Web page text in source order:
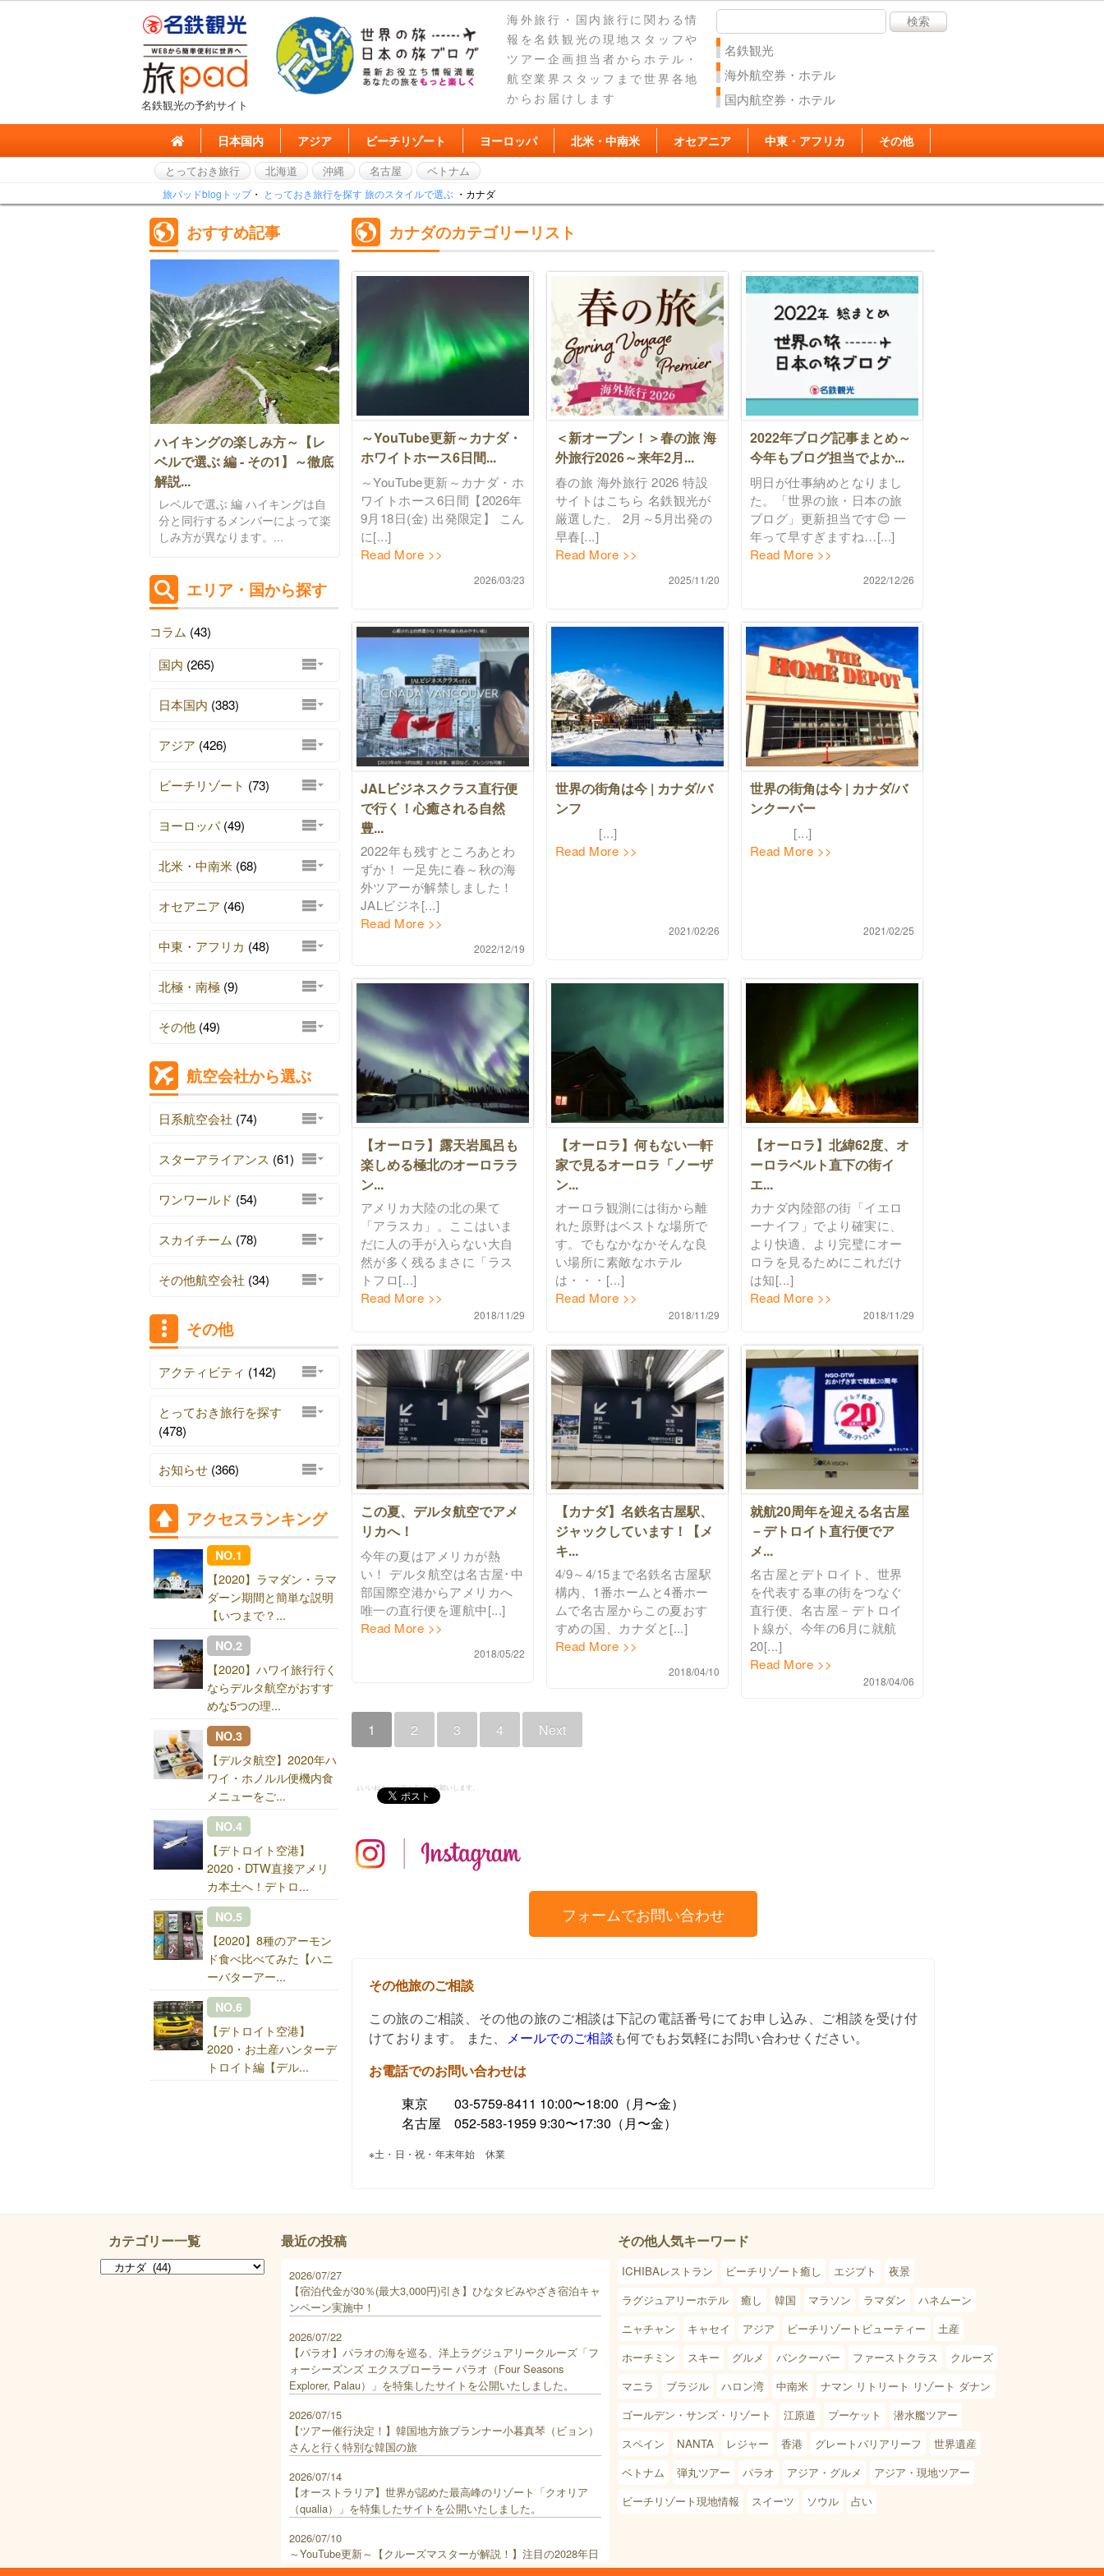
名鉄観光の予約サイト
海外旅行・国内旅行に関わる情
報を名鉄観光の現地スタッフや
ツアー企画担当者からホテル・
航空業界スタッフまで世界各地
からお届けします
名鉄観光
海外航空券・ホテル
国内航空券・ホテル
日本国内 アジア ビーチリゾート ヨーロッパ 北米・中南米 オセアニア 中東・アフリカ その他
とっておき旅行 北海道 沖縄 名古屋 ベトナム
旅パッドblogトップ・ とっておき旅行を探す旅のスタイルで選ぶ ・カナダ
おすすめ記事
ハイキングの楽しみ方～【レ
ベルで選ぶ 編 - その1】～徹底
解説...
レベルで選ぶ 編 ハイキングは自
分と同行するメンバーによって楽
しみ方が異なります。...
エリア・国から探す
コラム (43)
国内 (265)
日本国内 (383)
アジア (426)
ビーチリゾート (73)
ヨーロッパ(49)
北米・中南米 (68)
オセアニア (46)
中東・アフリカ (48)
北極・南極 (9)
その他 (49)
航空会社から選ぶ
日系航空会社 (74)
スターアライアンス (61)
ワンワールド (54)
スカイチーム (78)
その他航空会社 (34)
その他
アクティビティ (142)
とっておき旅行を探す
(478)
お知らせ (366)
アクセスランキング
NO.1
【2020】ラマダン・ラマ
ダーン期間と簡単な説明
【いつまで？...
NO.2
【2020】ハワイ旅行行く
ならデルタ航空がおすす
めな5つの理...
NO.3
【デルタ航空】2020年ハ
ワイ・ホノルル便機内食
メニューをご...
NO.4
【デトロイト空港】
2020・DTW直接アメリ
カ本土へ！デトロ...
NO.5
【2020】8種のアーモン
ド食べ比べてみた【ハニ
ーバターアー...
NO.6
【デトロイト空港】
2020・お土産ハンターデ
トロイト編【デル...
カナダのカテゴリーリスト
～YouTube更新～カナダ・
ホワイトホース6日間...
～YouTube更新～カナダ・ホ
ワイトホース6日間【2026年
9月18日(金) 出発限定】 こん
に[...]
Read More >>
2026/03/23
＜新オープン！＞春の旅 海
外旅行2026～来年2月...
春の旅 海外旅行 2026 特設
サイトはこちら 名鉄観光が
厳選した、 2月～5月出発の
早春[...]
Read More >>
2025/11/20
2022年ブログ記事まとめ～
今年もブログ担当でよか...
明日が仕事納めとなりまし
た。「世界の旅・日本の旅
ブログ」更新担当です😊 一
年って早すぎますね…[...]
Read More >>
2022/12/26
JALビジネスクラス直行便
で行く！心癒される自然
豊...
2022年も残すところあとわ
ずか！ 一足先に春～秋の海
外ツアーが解禁しました！
JALビジネ[...]
Read More >>
2022/12/19
世界の街角は今 | カナダ/バ
ンフ
[...]
Read More >>
2021/02/26
世界の街角は今 | カナダ/バ
ンクーバー
[...]
Read More >>
2021/02/25
【オーロラ】露天岩風呂も
楽しめる極北のオーロララ
ン...
アメリカ大陸の北の果て
「アラスカ」。ここはいま
だに人の手が入らない大自
然が多く残るまさに「ラス
トフロ[...]
Read More >>
2018/11/29
【オーロラ】何もない一軒
家で見るオーロラ「ノーザ
ン...
オーロラ観測には街から離
れた原野はベストな場所で
す。でもなかなかそんな良
い場所に素敵なホテル
は・・・[...]
Read More >>
2018/11/29
【オーロラ】北緯62度、オ
ーロラベルト直下の街イ
エ...
カナダ内陸部の街「イエロ
ーナイフ」でより確実に、
より快適、より完璧にオー
ロラを見るためにこれだけ
は知[...]
Read More >>
2018/11/29
この夏、デルタ航空でアメ
リカへ！
今年の夏はアメリカが熱
い！ デルタ航空は名古屋･中
部国際空港からアメリカへ
唯一の直行便を運航中[...]
Read More >>
2018/05/22
【カナダ】名鉄名古屋駅、
ジャックしています！【メ
キ...
4/9～4/15まで名鉄名古屋駅
構内、1番ホームと4番ホー
ムで名古屋からこの夏おす
すめの国、カナダと[...]
Read More >>
2018/04/10
就航20周年を迎える名古屋
－デトロイト直行便でア
メ...
名古屋とデトロイト、世界
を代表する車の街をつなぐ
直行便、名古屋－デトロイ
ト線が、今年の6月に就航
20[...]
Read More >>
2018/04/06
1 2 3 4 Next
↓いいね！シェアよろしくお願いします。
フォームでお問い合わせ
その他旅のご相談
この旅のご相談、その他の旅のご相談は下記の電話番号にてお申し込み、ご相談を受け付
けております。 また、
メールでのご相談も何でもお気軽にお問い合わせください。
お電話でのお問い合わせは
東京 03-5759-8411 10:00〜18:00（月〜金）
名古屋 052-583-1959 9:30〜17:30（月〜金）
※土・日・祝・年末年始 休業
カテゴリー一覧 最近の投稿
2026/07/27
【宿泊代金が30％(最大3,000円)引き】ひなタビみやざき宿泊キャ
ンペーン実施中！
2026/07/22
【パラオ】パラオの海を巡る、洋上ラグジュアリークルーズ「フ
ォーシーズンズ エクスプローラー パラオ（Four Seasons
Explorer, Palau）」を特集したサイトを公開いたしました。
2026/07/15
【ツアー催行決定！】韓国地方旅プランナー小暮真琴（ビョン）
さんと行く特別な韓国の旅
2026/07/14
【オーストラリア】世界が認めた最高峰のリゾート「クオリア
（qualia）」を特集したサイトを公開いたしました。
2026/07/10
～YouTube更新～【クルーズマスターが解説！】注目の2028年日
本発着プリンセス・クルーズ
その他人気キーワード
ICHIBAレストラン ビーチリゾート癒し エジプト
夜景
ラグジュアリーホテル
癒し 韓国 マラソン ラマダン
ハネムーン
ニャチャン
キャセイ アジア ビーチリゾートビューティー
土産
ホーチミン
スキー グルメ バンクーバー ファーストクラス
クルーズ
マニラ
ブラジル ハロン湾 中南米
ナマン リトリート リゾート ダナン
ゴールデン・サンズ・リゾート
江原道 プーケット
潜水艦ツアー
スペイン
NANTA レジャー 香港 グレートバリアリーフ
世界遺産
ベトナム
弾丸ツアー パラオ アジア・グルメ
アジア・現地ツアー
ビーチリゾート現地情報
スイーツ ソウル 占い